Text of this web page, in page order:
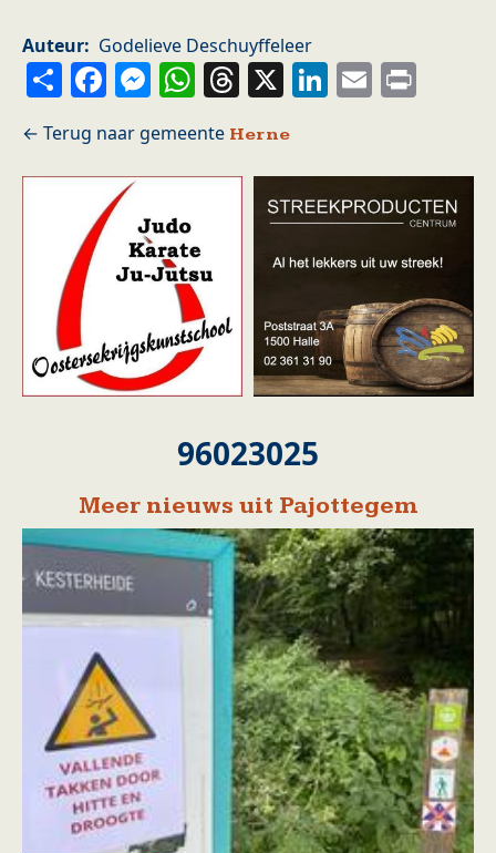
Auteur Godelieve Deschuyffeleer
ShareFacebook
Messenger
WhatsApp
Threads
X LinkedIn
Email
Herne
96023025
Meer nieuws uit Pajottegem